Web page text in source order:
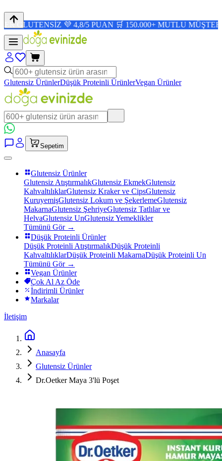
💜 4,8/5 PUAN 🛒 150.000+ MUTLU MÜŞTERİ ✨
Glutensiz ÜrünlerDüşük Proteinli ÜrünlerVegan Ürünler
Sepetim
Glutensiz Ürünler
Glutensiz AtıştırmalıkGlutensiz EkmekGlutensiz
KahvaltılıklarGlutensiz Kraker ve CipsGlutensiz
KuruyemişGlutensiz Lokum ve ŞekerlemeGlutensiz
MakarnaGlutensiz ŞehriyeGlutensiz Tatlılar ve
HelvaGlutensiz UnGlutensiz Yemeklikler
Tümünü Gör →
Düşük Proteinli Ürünler
Düşük Proteinli AtıştırmalıkDüşük Proteinli
KahvaltılıklarDüşük Proteinli MakarnaDüşük Proteinli Un
Tümünü Gör →
Vegan Ürünler
Çok Al Az Öde
İndirimli Ürünler
Markalar
İletişim
Anasayfa
Glutensiz Ürünler
Dr.Oetker Maya 3'lü Poşet